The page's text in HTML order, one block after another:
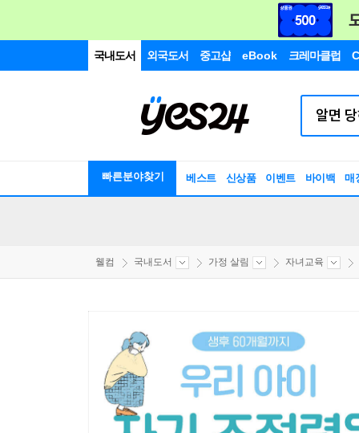
국내도서 외국도서 중고샵 eBook 크레마클럽
빠른분야찾기 베스트 신상품 이벤트 바이백 매
웰컴 국내도서 가정 살림 자녀교육